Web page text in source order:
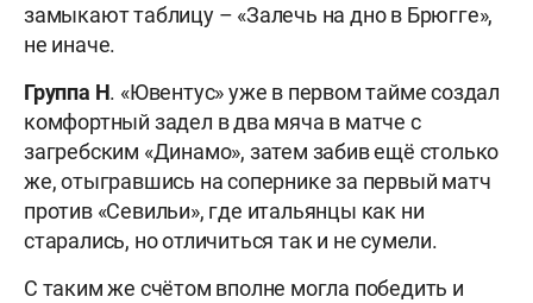
замыкают таблицу – «Залечь на дно в Брюгге»,
не иначе.
Группа Н. «Ювентус» уже в первом тайме создал
комфортный задел в два мяча в матче с
загребским «Динамо», затем забив ещё столько
же, отыгравшись на сопернике за первый матч
против «Севильи», где итальянцы как ни
старались, но отличиться так и не сумели.
С таким же счётом вполне могла победить и